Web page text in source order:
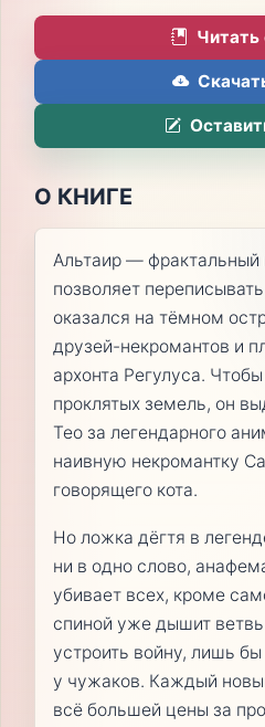
Читать
О КНИГЕ
Альтаир — фрактальный
позволяет
оказался на тёмном
друзей-некромантов и
архонта Регулуса.
проклятых земель, он
Тео за легендарного
наивную некромантку
говорящего кота.
Но ложка дёгтя в
ни в одно слово,
убивает всех, кроме
спиной уже дышит
устроить войну, лишь
у чужаков. Каждый
всё большей цены за